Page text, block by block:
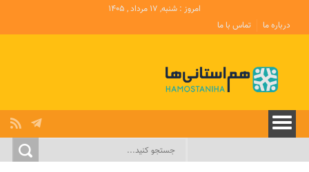
امروز : شنبه, ۱۷ مرداد , ۱۴۰۵
درباره ما
تماس با ما